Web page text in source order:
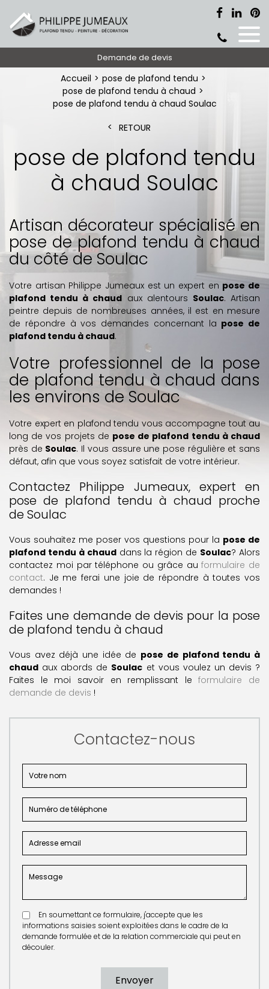
Demande de devis
Accueil
pose de plafond tendu
pose de plafond tendu à chaud
pose de plafond tendu à chaud Soulac
RETOUR
pose de plafond tendu
à chaud Soulac
Artisan décorateur spécialisé en
pose de plafond tendu à chaud
du côté de Soulac
Votre artisan Philippe Jumeaux est un expert en pose de
plafond tendu à chaud aux alentours Soulac. Artisan
peintre depuis de nombreuses années, il est en mesure
de répondre à vos demandes concernant la pose de
plafond tendu à chaud.
Votre professionnel de la pose
de plafond tendu à chaud dans
les environs de Soulac
Votre expert en plafond tendu vous accompagne tout au
long de vos projets de pose de plafond tendu à chaud
près de Soulac. Il vous assure une pose régulière et sans
défaut, afin que vous soyez satisfait de votre intérieur.
Contactez Philippe Jumeaux, expert en
pose de plafond tendu à chaud proche
de Soulac
Vous souhaitez me poser vos questions pour la pose de
plafond tendu à chauddans la région de Soulac? Alors
contactez moi par téléphone ou grâce auformulaire de
contact. Je me ferai une joie de répondre à toutes vos
demandes !
Faites une demande de devis pour la pose
de plafond tendu à chaud
Vous avez déjà une idée de pose de plafond tendu à
chaud aux abords de Soulac et vous voulez un devis ?
Faites le moi savoir en remplissant leformulaire de
demande de devis !
Contactez-nous
En soumettant ce formulaire, j'accepte que les
informations saisies soient exploitées dans le cadre de la
demande formulée et de la relation commerciale qui peut en
découler.